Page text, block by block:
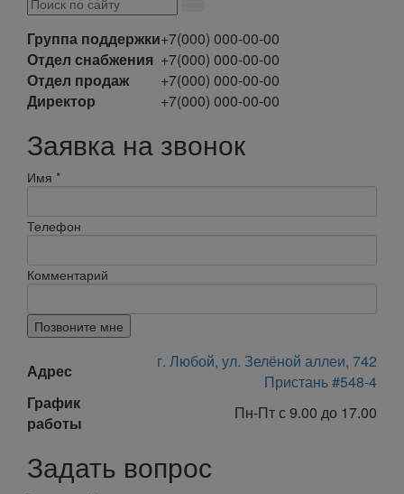
Группа поддержки+7(000) 000-00-00
Отдел снабжения +7(000) 000-00-00
Отдел продаж
+7(000) 000-00-00
Директор
+7(000) 000-00-00
Заявка на звонок
Имя *
Телефон
Комментарий
Позвоните мне
Адрес
г. Любой, ул. Зелёной аллеи, 742
Пристань #548-4
График
работы
Пн-Пт с 9.00 до 17.00
Задать вопрос